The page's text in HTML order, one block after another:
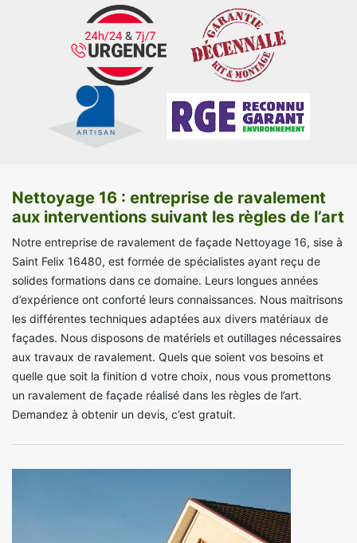
Nettoyage 16 : entreprise de ravalement
aux interventions suivant les règles de l’art
Notre entreprise de ravalement de façade Nettoyage 16, sise à
Saint Felix 16480, est formée de spécialistes ayant reçu de
solides formations dans ce domaine. Leurs longues années
d’expérience ont conforté leurs connaissances. Nous maitrisons
les différentes techniques adaptées aux divers matériaux de
façades. Nous disposons de matériels et outillages nécessaires
aux travaux de ravalement. Quels que soient vos besoins et
quelle que soit la finition d votre choix, nous vous promettons
un ravalement de façade réalisé dans les règles de l’art.
Demandez à obtenir un devis, c’est gratuit.